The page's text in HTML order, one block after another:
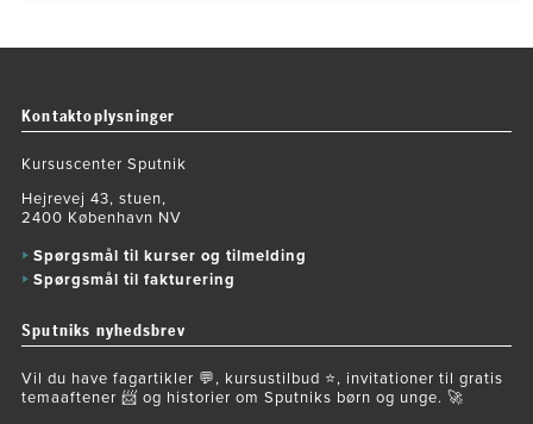
Kontaktoplysninger
Kursuscenter Sputnik
Hejrevej 43, stuen,
2400 København NV
Spørgsmål til kurser og tilmelding
Spørgsmål til fakturering
Sputniks nyhedsbrev
Vil du have fagartikler 💬, kursustilbud ⭐️, invitationer til gratis
temaaftener 📨 og historier om Sputniks børn og unge. 🚀